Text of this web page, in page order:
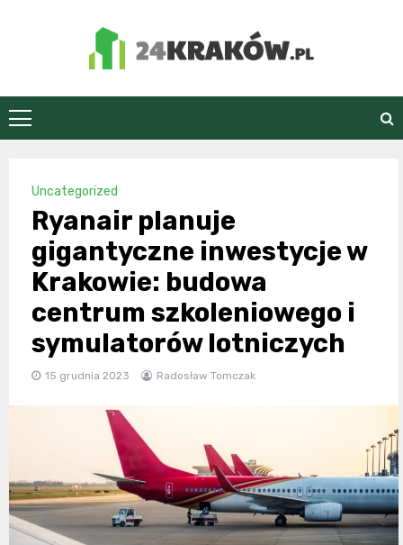
24Kraków.pl
Uncategorized
Ryanair planuje
gigantyczne inwestycje w
Krakowie: budowa
centrum szkoleniowego i
symulatorów lotniczych
15 grudnia 2023 Radosław Tomczak